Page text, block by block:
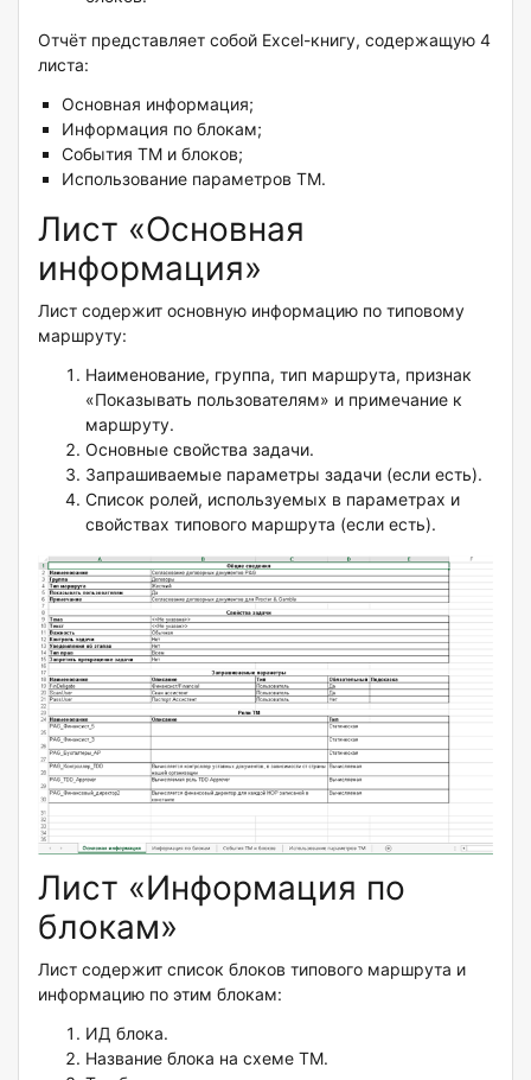
Отчёт представляет собой Excel-книгу, содержащую 4
листа:
Основная информация;
Информация по блокам;
События ТМ и блоков;
Использование параметров ТМ.
Лист «Основная
информация»
Лист содержит основную информацию по типовому
маршруту:
Наименование, группа, тип маршрута, признак
«Показывать пользователям» и примечание к
маршруту.
Основные свойства задачи.
Запрашиваемые параметры задачи (если есть).
Список ролей, используемых в параметрах и
свойствах типового маршрута (если есть).
Лист «Информация по
блокам»
Лист содержит список блоков типового маршрута и
информацию по этим блокам:
ИД блока.
Название блока на схеме ТМ.